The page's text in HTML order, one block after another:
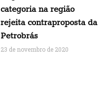
categoria na região
rejeita contraproposta da
Petrobrás
23 de novembro de 2020